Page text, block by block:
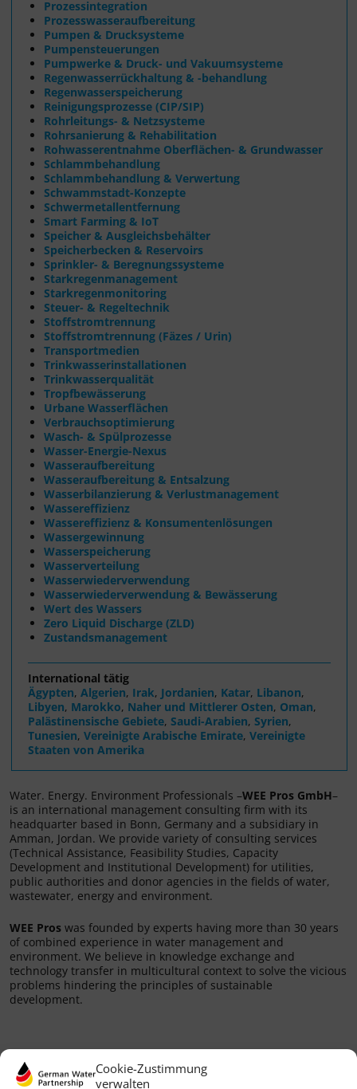
Cookie-Zustimmung
verwalten
Prozessintegration
Prozesswasseraufbereitung
Pumpen & Drucksysteme
Pumpensteuerungen
Pumpwerke & Druck- und Vakuumsysteme
Regenwasserrückhaltung & -behandlung
Regenwasserspeicherung
Reinigungsprozesse (CIP/SIP)
Rohrleitungs- & Netzsysteme
Rohrsanierung & Rehabilitation
Rohwasserentnahme Oberflächen- & Grundwasser
Schlammbehandlung
Schlammbehandlung & Verwertung
Schwammstadt-Konzepte
Schwermetallentfernung
Smart Farming & IoT
Speicher & Ausgleichsbehälter
Speicherbecken & Reservoirs
Sprinkler- & Beregnungssysteme
Starkregenmanagement
Starkregenmonitoring
Steuer- & Regeltechnik
Stoffstromtrennung
Stoffstromtrennung (Fäzes / Urin)
Transportmedien
Trinkwasserinstallationen
Trinkwasserqualität
Tropfbewässerung
Urbane Wasserflächen
Verbrauchsoptimierung
Wasch- & Spülprozesse
Wasser-Energie-Nexus
Wasseraufbereitung
Wasseraufbereitung & Entsalzung
Wasserbilanzierung & Verlustmanagement
Wassereffizienz
Wassereffizienz & Konsumentenlösungen
Wassergewinnung
Wasserspeicherung
Wasserverteilung
Wasserwiederverwendung
Wasserwiederverwendung & Bewässerung
Wert des Wassers
Zero Liquid Discharge (ZLD)
Zustandsmanagement
International tätig
Ägypten, Algerien, Irak, Jordanien, Katar, Libanon,
Libyen, Marokko, Naher und Mittlerer Osten, Oman,
Palästinensische Gebiete, Saudi-Arabien, Syrien,
Tunesien, Vereinigte Arabische Emirate, Vereinigte
Staaten von Amerika
Water. Energy. Environment Professionals –WEE Pros GmbH–
is an international management consulting firm with its
headquarter based in Bonn, Germany and a subsidiary in
Amman, Jordan. We provide variety of consulting services
(Technical Assistance, Feasibility Studies, Capacity
Development and Institutional Development) for utilities,
public authorities and donor agencies in the fields of water,
wastewater, energy and environment.
WEE Pros was founded by experts having more than 30 years
of combined experience in water management and
environment. We believe in knowledge exchange and
technology transfer in multicultural context to solve the vicious
problems hindering the principles of sustainable
development.